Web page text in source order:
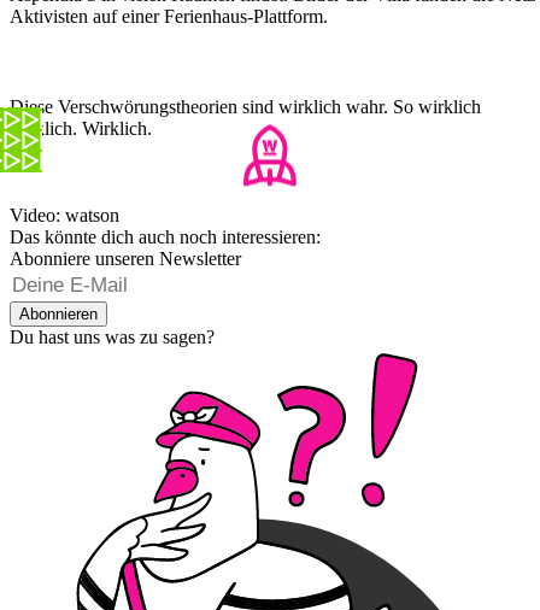
Aktivisten auf einer Ferienhaus-Plattform.
Diese Verschwörungstheorien sind wirklich wahr. So wirklich
wirklich. Wirklich.
Video: watson
Das könnte dich auch noch interessieren:
Abonniere unseren Newsletter
Abonnieren
Du hast uns was zu sagen?